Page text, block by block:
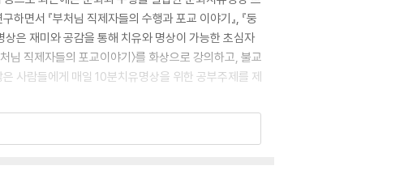
면서 『부처님 직제자들의 수행과 포교 이야기』, 『둥
상은 재미와 공감을 통해 치유와 명상이 가능한 초심자
직제자들의 포교이야기〉를 화상으로 강의하고, 불교
사람들에게 매일 10분치유명상을 위한 공부주제를 제